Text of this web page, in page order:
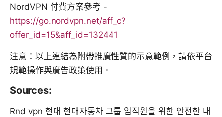
NordVPN 付費方案參考 -
https://go.nordvpn.net/aff_c?
offer_id=15&aff_id=132441
注意：以上連結為附帶推廣性質的示意範例，請依平台
規範操作與廣告政策使用。
Sources:
Rnd vpn 현대 현대자동차 그룹 임직원을 위한 안전한 내